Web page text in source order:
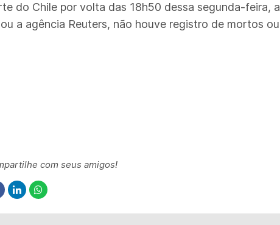
do Chile por volta das 18h50 dessa segunda-feira,
a agência Reuters, não houve registro de mortos
com seus amigos!